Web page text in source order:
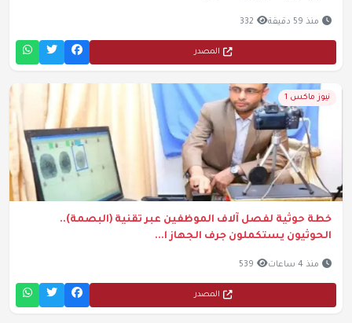
منذ 59 دقيقة 332
المصدر
نيوز ماكس 1
خطة حوثية لفصل آلاف الموظفين عبر تقنية (البصمة)..
الحوثيون يستكملون جرف الجهاز ا...
منذ 4 ساعات 539
المصدر